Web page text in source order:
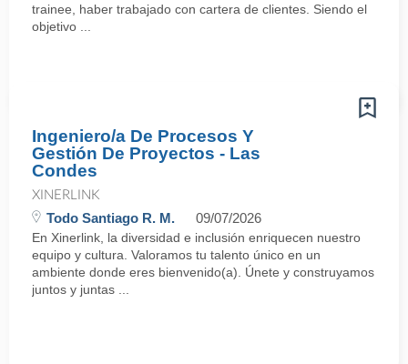
trainee, haber trabajado con cartera de clientes. Siendo el
objetivo ...
Ingeniero/a De Procesos Y
Gestión De Proyectos - Las
Condes
XINERLINK
Todo Santiago R. M. 09/07/2026
En Xinerlink, la diversidad e inclusión enriquecen nuestro
equipo y cultura. Valoramos tu talento único en un
ambiente donde eres bienvenido(a). Únete y construyamos
juntos y juntas ...